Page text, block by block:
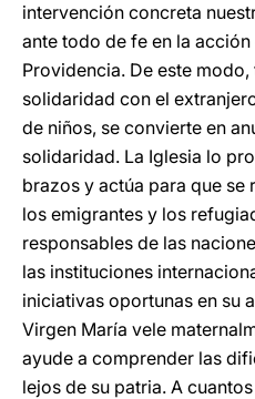
intervención concreta
ante todo de fe en la
Providencia. De este
solidaridad con el
de niños, se convierte en
solidaridad. La Iglesia lo
brazos y actúa para que se
los emigrantes y los
responsables de las
las instituciones
iniciativas oportunas en su
Virgen María vele
ayude a comprender las
lejos de su patria. A